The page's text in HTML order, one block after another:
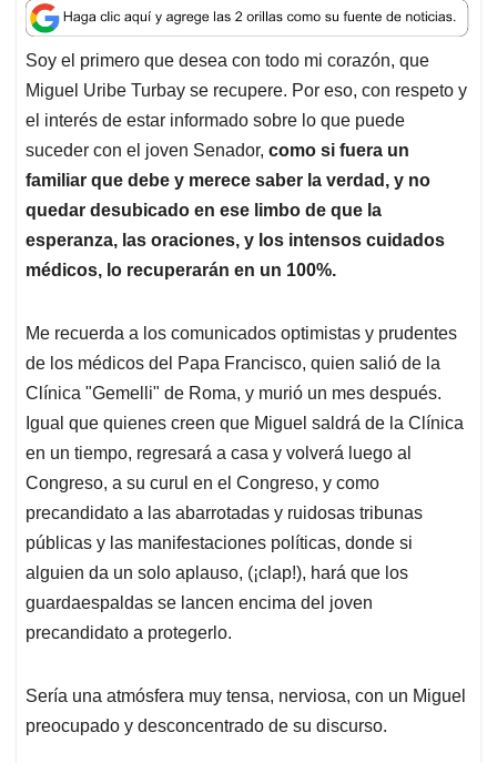
a
t
s
A
p
p
c
e
b
o
o
k
n
k
e
d
I
n
a
i
l
r
e
a
d
s
Soy el primero que desea con todo mi corazón, que
Miguel Uribe Turbay se recupere. Por eso, con respeto y
el interés de estar informado sobre lo que puede
suceder con el joven Senador, como si fuera un
familiar que debe y merece saber la verdad, y no
quedar desubicado en ese limbo de que la
esperanza, las oraciones, y los intensos cuidados
médicos, lo recuperarán en un 100%.
Me recuerda a los comunicados optimistas y prudentes
de los médicos del Papa Francisco, quien salió de la
Clínica "Gemelli" de Roma, y murió un mes después.
Igual que quienes creen que Miguel saldrá de la Clínica
en un tiempo, regresará a casa y volverá luego al
Congreso, a su curul en el Congreso, y como
precandidato a las abarrotadas y ruidosas tribunas
públicas y las manifestaciones políticas, donde si
alguien da un solo aplauso, (¡clap!), hará que los
guardaespaldas se lancen encima del joven
precandidato a protegerlo.
Sería una atmósfera muy tensa, nerviosa, con un Miguel
preocupado y desconcentrado de su discurso.